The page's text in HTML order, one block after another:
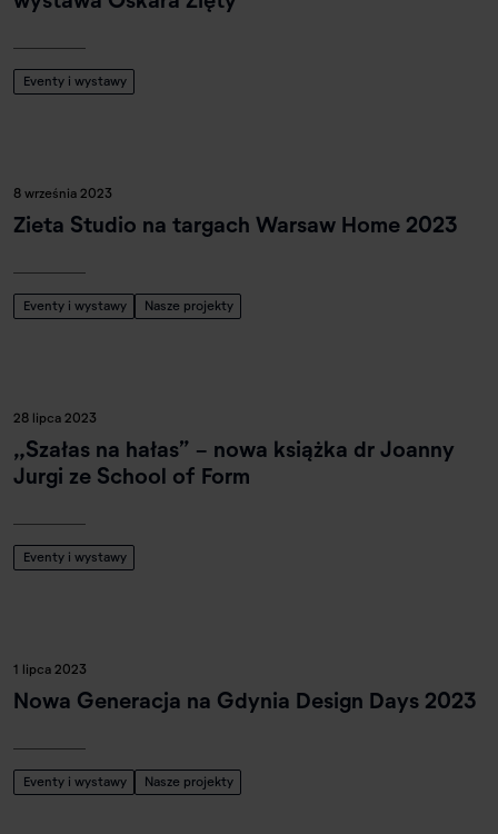
Eventy i wystawy
8 września 2023
Zieta Studio na targach Warsaw Home 2023
Eventy i wystawy Nasze projekty
28 lipca 2023
„Szałas na hałas” - nowa książka dr Joanny
Jurgi ze School of Form
Eventy i wystawy
1 lipca 2023
Nowa Generacja na Gdynia Design Days 2023
Eventy i wystawy Nasze projekty